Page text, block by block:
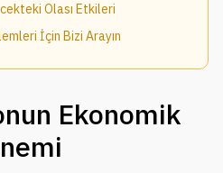
Olası Etkileri
İçin Bizi Arayın
Ekonomik